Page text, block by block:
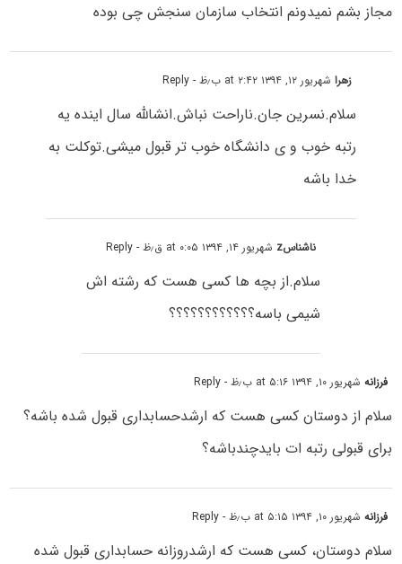
مجاز بشم نمیدونم انتخاب سازمان سنجش چی بوده
زهراشهریور ۱۲, ۱۳۹۴ at ۲:۴۲ ب٫ظ - Reply
سلام.نسرین جان.ناراحت نباش.انشالله سال اینده یه
رتبه خوب و ی دانشگاه خوب تر قبول میشی.توکلت به
خدا باشه
ناشناسz شهریور ۱۴, ۱۳۹۴ at ۰:۰۵ ق٫ظ - Reply
سلام.از بچه ها کسی هست که رشته اش
شیمی باسه؟؟؟؟؟؟؟؟؟؟؟؟
فرزانهشهریور ۱۰, ۱۳۹۴ at ۵:۱۶ ب٫ظ - Reply
سلام از دوستان کسی هست که ارشدحسابداری قبول شده باشه؟
برای قبولی رتبه ات بایدچندباشه؟
فرزانهشهریور ۱۰, ۱۳۹۴ at ۵:۱۵ ب٫ظ - Reply
سلام دوستان، کسی هست که ارشدروزانه حسابداری قبول شده